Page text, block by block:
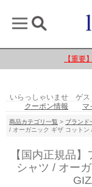
【重要
いらっしゃいませ ゲス
クーポン情報
マ
商品カテゴリ一覧 > ブランド
/ オーガニック ギザ コットン
【国内正規品
シャツ / オー